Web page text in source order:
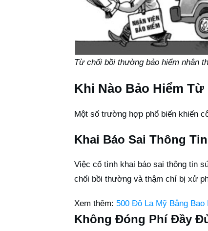
Từ chối bồi thường bảo hiểm nhân
Khi Nào Bảo Hiểm
Một số trường hợp phổ biến khiến
Khai Báo Sai Thông Tin
Việc cố tình khai báo sai thông tin
chối bồi thường và thậm chí bị xử
Xem thêm: 500 Đô La Mỹ Bằng Bao
Không Đóng Phí Đầy